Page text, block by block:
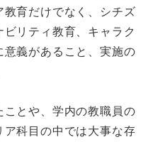
育だけでなく、シチズ
リティ教育、キャラク
義があること、実施の
とや、学内の教職員の
科目の中では大事な存